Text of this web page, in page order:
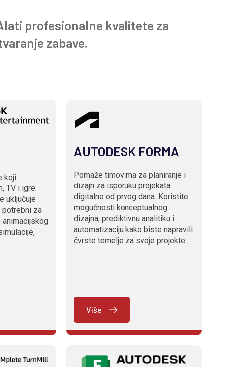
profesionalne kvalitete za
zabave.
koji
TV i igre.
uključuje
potrebni za
animacijskog
AUTODESK FORMA
Pomaže timovima za planiranje i
dizajn za isporuku projekata
digitalno od prvog dana. Koristite
mogućnosti konceptualnog
dizajna, prediktivnu analitiku i
automatizaciju kako biste napravili
čvrste temelje za svoje projekte.
Više